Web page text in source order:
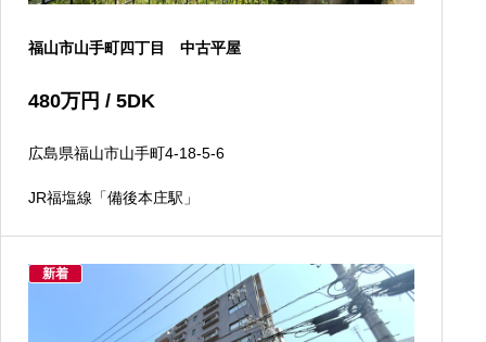
福山市山手町四丁目 中古平屋
480万円 / 5DK
広島県福山市山手町4-18-5-6
JR福塩線「備後本庄駅」
新着